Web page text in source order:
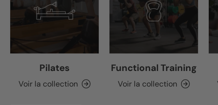
Pilates
Voir la collection
Functional Training
Voir la collection